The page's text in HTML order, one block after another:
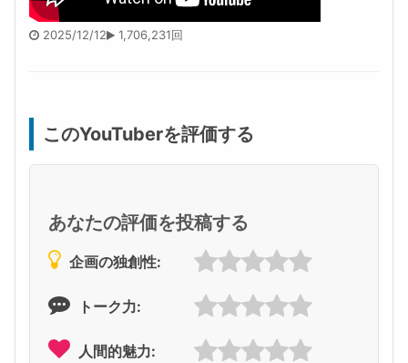
2025/12/12 1,706,231回
このYouTuberを評価する
あなたの評価を投稿する
企画の独創性:
トーク力:
人間的魅力: